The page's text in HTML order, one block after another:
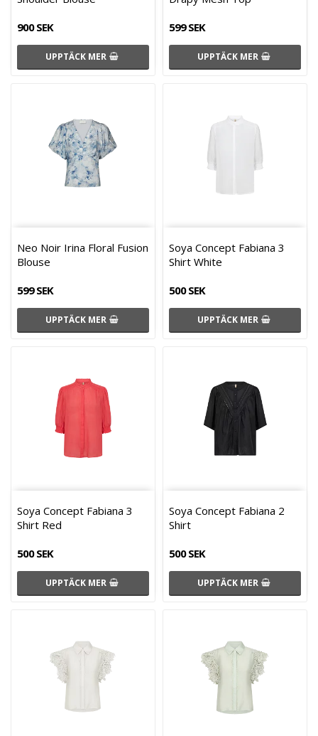
900 SEK
UPPTÄCK MER
599 SEK
UPPTÄCK MER
Neo Noir Irina Floral Fusion
Blouse
599 SEK
UPPTÄCK MER
Soya Concept Fabiana 3
Shirt White
500 SEK
UPPTÄCK MER
Soya Concept Fabiana 3
Shirt Red
500 SEK
UPPTÄCK MER
Soya Concept Fabiana 2
Shirt
500 SEK
UPPTÄCK MER